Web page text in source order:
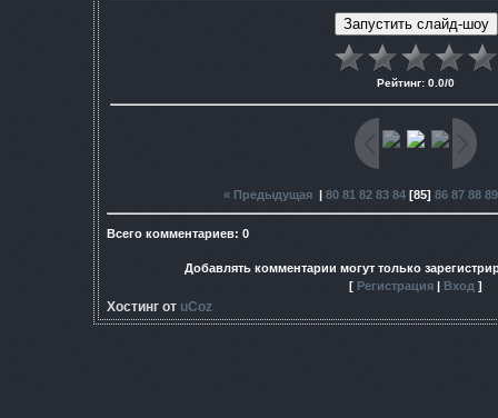
Рейтинг: 0.0/0
« Предыдущая| 80 81 82 83 84[85] 86 87 88 89
Всего комментариев: 0
Добавлять комментарии могут только
[ Регистрация Вход ]
Хостинг от uCoz